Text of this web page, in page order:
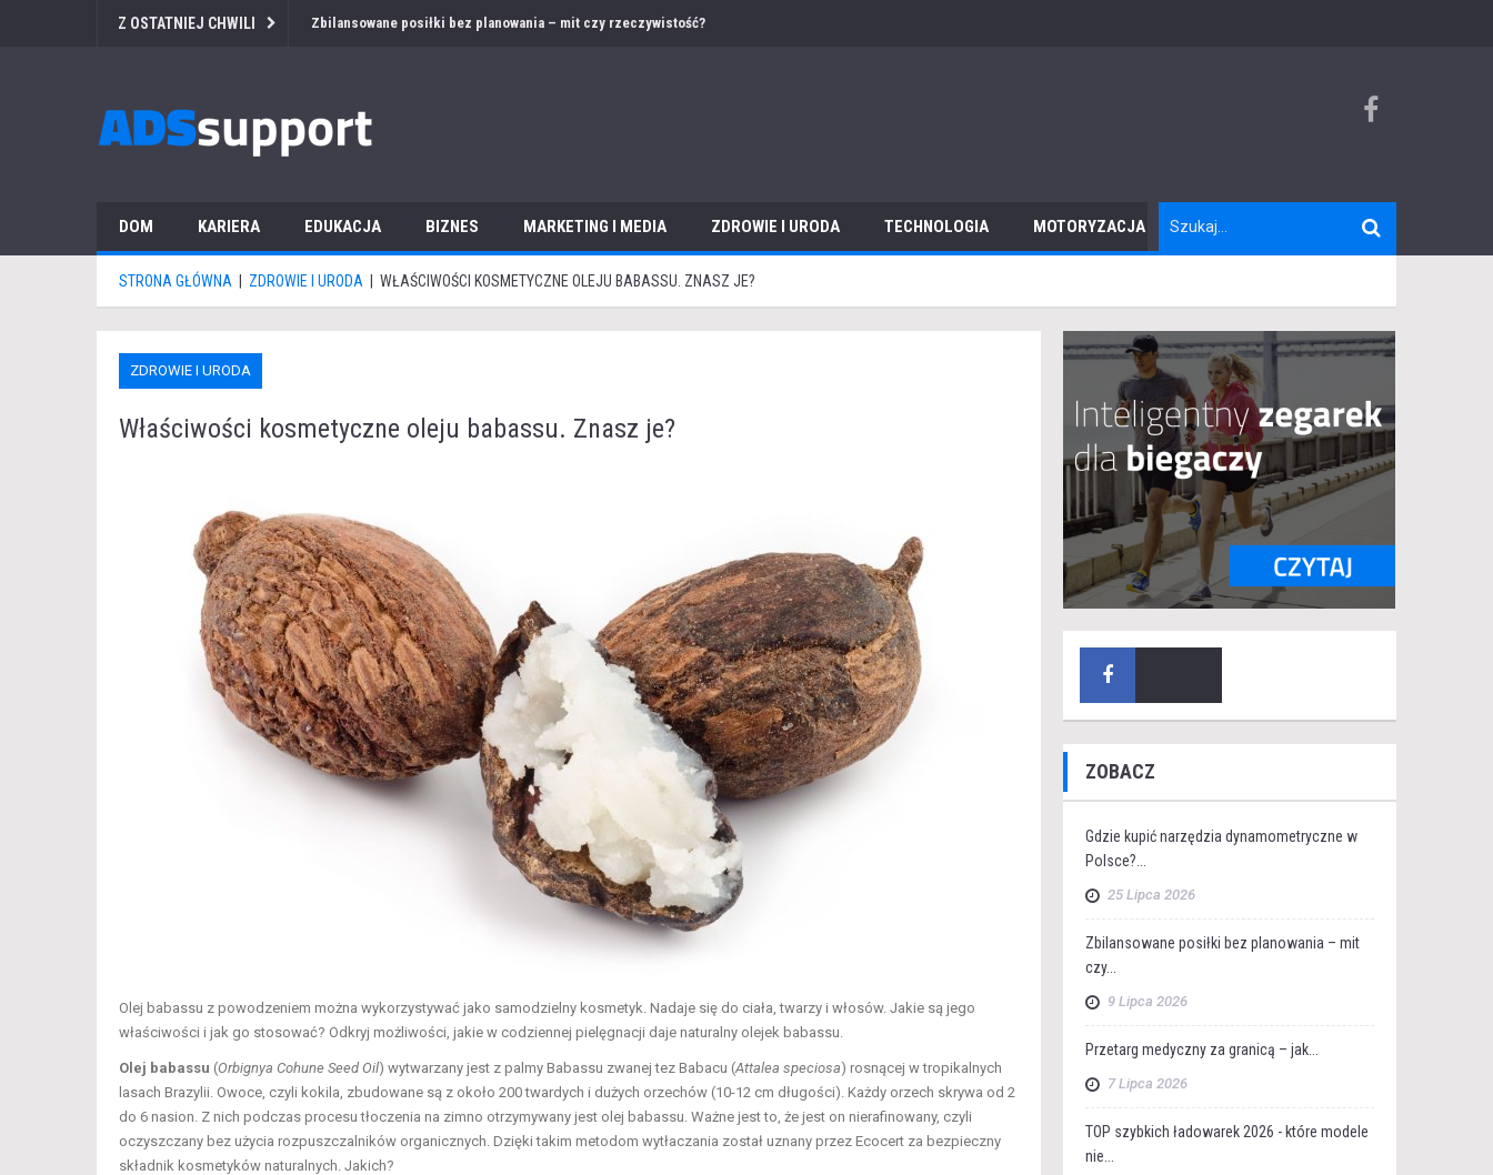
Z OSTATNIEJ CHWILI Przetarg medyczny za granicą – jak przygotować ofertę i dokumentację w obcym języku?
DOM KARIERA EDUKACJA BIZNES MARKETING I MEDIA ZDROWIE I URODA TECHNOLOGIA MOTORYZACJA TURYSTYKA
STRONA GŁÓWNA ZDROWIE I URODA WŁAŚCIWOŚCI KOSMETYCZNE OLEJU BABASSU. ZNASZ JE?
ZDROWIE I URODA
Właściwości kosmetyczne oleju babassu. Znasz je?
Olej babassu z powodzeniem można wykorzystywać jako samodzielny kosmetyk. Nadaje się do ciała, twarzy i włosów. Jakie są jego
właściwości i jak go stosować? Odkryj możliwości, jakie w codziennej pielęgnacji daje naturalny olejek babassu.
Olej babassu (Orbignya Cohune Seed Oil) wytwarzany jest z palmy Babassu zwanej tez Babacu (Attalea speciosa) rosnącej w tropikalnych
lasach Brazylii. Owoce, czyli kokila, zbudowane są z około 200 twardych i dużych orzechów (10-12 cm długości). Każdy orzech skrywa od 2
do 6 nasion. Z nich podczas procesu tłoczenia na zimno otrzymywany jest olej babassu. Ważne jest to, że jest on nierafinowany, czyli
oczyszczany bez użycia rozpuszczalników organicznych. Dzięki takim metodom wytłaczania został uznany przez Ecocert za bezpieczny
składnik kosmetyków naturalnych. Jakich?
ZOBACZ
Gdzie kupić narzędzia dynamometryczne w
Polsce?...
25 Lipca 2026
Zbilansowane posiłki bez planowania – mit
czy...
9 Lipca 2026
Przetarg medyczny za granicą – jak...
7 Lipca 2026
TOP szybkich ładowarek 2026 - które modele
nie...